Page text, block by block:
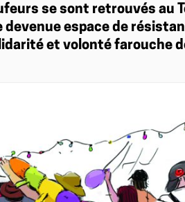
se sont retrouvés au
devenue espace de
et volonté farouche